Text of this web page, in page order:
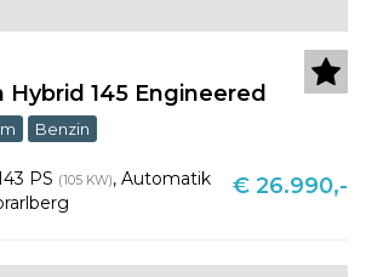
Hybrid 145 Engineered
Benzin
PS (105 KW), Automatik
€ 26.990,-